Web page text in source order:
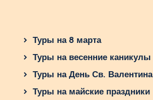
Туры на 8 марта
Туры на весенние каникулы
Туры на День Св. Валентина
Туры на майские праздники